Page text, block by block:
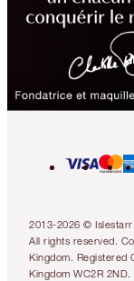
2013-2026 ©
All rights reserved.
Kingdom. Registered
Kingdom WC2R